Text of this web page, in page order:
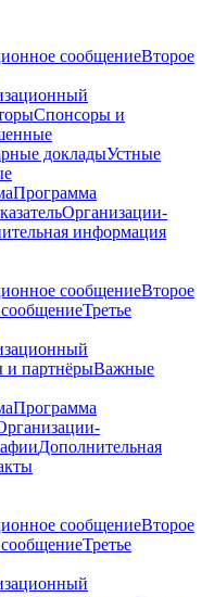
сообщениеВторое
Спонсоры и
докладыУстные
Программа
Организации-
информация
сообщениеВторое
Третье
и партнёрыВажные
Программа
Дополнительная
сообщениеВторое
Третье